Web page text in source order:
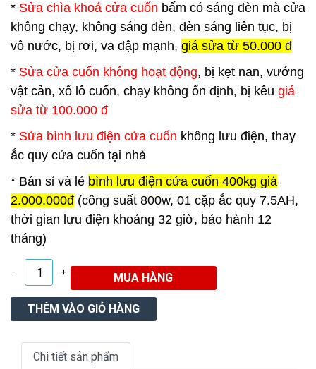
* Sửa chìa khoá cửa cuốn bấm có sáng đèn mà cửa
không chạy, không sáng đèn, đèn sáng liên tục, bị
vô nước, bị rơi, va đập mạnh, giá sửa từ 50.000 đ
* Sửa cửa cuốn không hoạt động, bị kẹt nan, vướng
vật cản, xổ lô cuốn, chạy không ổn định, bị kêu giá
sửa từ 100.000 đ
* Sửa bình lưu điện cửa cuốn không lưu điện, thay
ắc quy cửa cuốn tại nhà
* Bán sỉ và lẻ bình lưu điện cửa cuốn 400kg giá
2.000.000đ (công suất 800w, 01 cặp ắc quy 7.5AH,
thời gian lưu điện khoảng 32 giờ, bảo hành 12
tháng)
– +
Chi tiết sản phẩm